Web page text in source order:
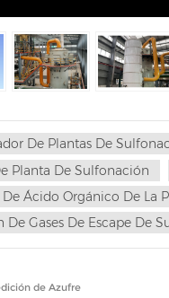
De Plantas De
Planta De Sulfonación
Ácido Orgánico De La
Gases De Escape De
de Azufre